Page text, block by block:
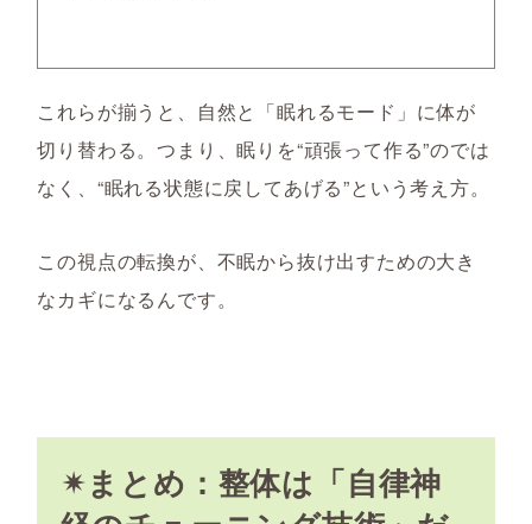
これらが揃うと、自然と「眠れるモード」に体が
切り替わる。つまり、眠りを“頑張って作る”のでは
なく、“眠れる状態に戻してあげる”という考え方。
この視点の転換が、不眠から抜け出すための大き
なカギになるんです。
✴まとめ：整体は「自律神